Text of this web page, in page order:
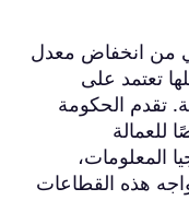
من انخفاض معدل
تعتمد على
تقدم الحكومة
للعمالة
المعلومات،
هذه القطاعات